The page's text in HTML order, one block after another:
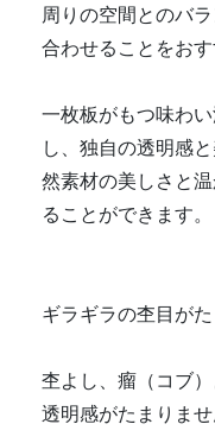
周りの空間とのバ
合わせることをおす
一枚板がもつ味わ
し、独自の透明感
然素材の美しさと
ることができます。
ギラギラの杢目がた
杢よし、瘤（コブ
透明感がたまりま